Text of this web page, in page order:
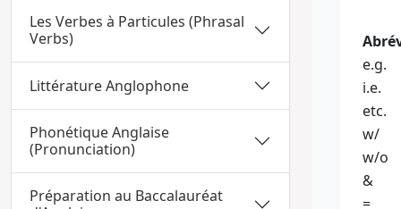
Les Verbes à Particules (Phrasal
Verbs)
Littérature Anglophone
Phonétique Anglaise
(Pronunciation)
Préparation au Baccalauréat
e.g.
i.e.
etc.
w/
w/o
&
=